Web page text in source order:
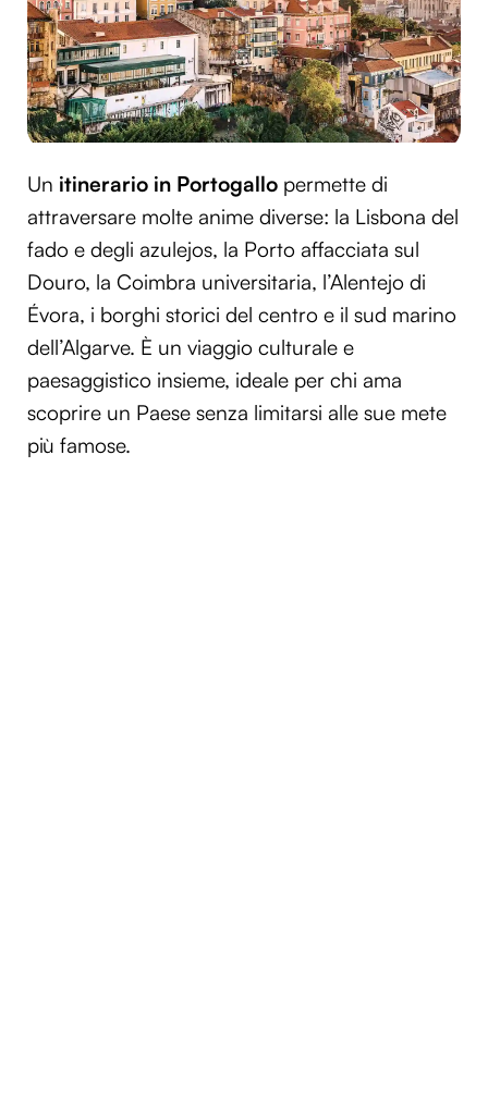
Un itinerario in Portogallo permette di
attraversare molte anime diverse: la Lisbona del
fado e degli azulejos, la Porto affacciata sul
Douro, la Coimbra universitaria, l’Alentejo di
Évora, i borghi storici del centro e il sud marino
dell’Algarve. È un viaggio culturale e
paesaggistico insieme, ideale per chi ama
scoprire un Paese senza limitarsi alle sue mete
più famose.